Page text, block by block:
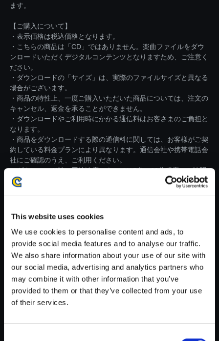
This website uses cookies
We use cookies to personalise content and ads, to
provide social media features and to analyse our traffic.
We also share information about your use of our site with
our social media, advertising and analytics partners who
may combine it with other information that you’ve
provided to them or that they’ve collected from your use
of their services.
ます。
【ご購入について】
・表示価格は税込価格となります。
・こちらの商品は「CD」ではありません。楽曲ファイルをダウ
ンロードいただくデジタルコンテンツとなりますため、ご注意く
ださい。
・ダウンロードの「サイズ」は、実際のファイルサイズと異なる
場合がございます。
・商品の特性上、一度ご購入いただいた商品については、注文の
キャンセル、返金を承ることができません。
・ダウンロードやご利用時にかかる通信料はお客さまのご負担と
なります。
・商品をダウンロードする際の通信料に関しては、お客様がご契
約している料金プランにより異なります。通信会社や携帯電話会
社にご確認のうえ、ご利用ください。
・ダウンロード時、回線速度によっては5分～60分程度のお時間
がかかる場合がございます。
※ご購入いただいたファイルのダウンロードの際には、通信環境
【単曲】ストリートファイターI
Vシリーズ サウンドBOX Super
150円